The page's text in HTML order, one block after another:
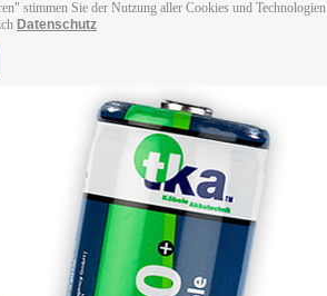
stimmen Sie der Nutzung aller Cookies und Technologien
Datenschutz